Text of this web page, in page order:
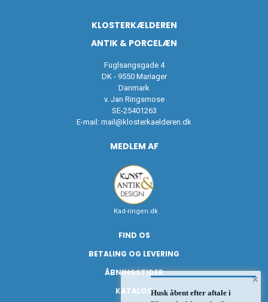
KLOSTERKÆLDEREN
ANTIK & PORCELÆN
Fuglsangsgade 4
DK - 9550 Mariager
Danmark
v. Jan Ringsmose
SE-25401263
E-mail: mail@klosterkaelderen.dk
MEDLEM AF
Kad-ringen.dk
FIND OS
BETALING OG LEVERING
ÅBNINGSTIDER
KATALOG
×
Husk åbent efter aftale i